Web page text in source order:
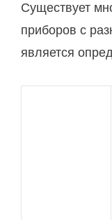
Существует
приборов с
является